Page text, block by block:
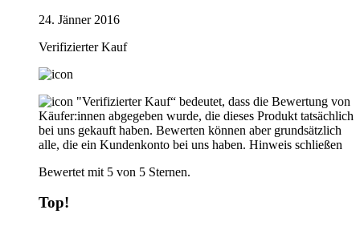
24. Jänner 2016
Verifizierter Kauf
"Verifizierter Kauf“ bedeutet, dass die Bewertung von
Käufer:innen abgegeben wurde, die dieses Produkt tatsächlich
bei uns gekauft haben. Bewerten können aber grundsätzlich
alle, die ein Kundenkonto bei uns haben. Hinweis schließen
Bewertet mit 5 von 5 Sternen.
Top!